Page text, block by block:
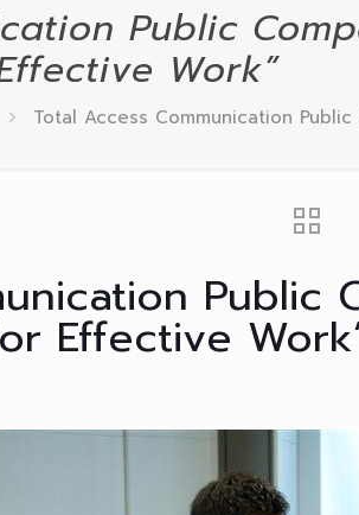
Public
Work”
Total Access Communication
Public
Effective